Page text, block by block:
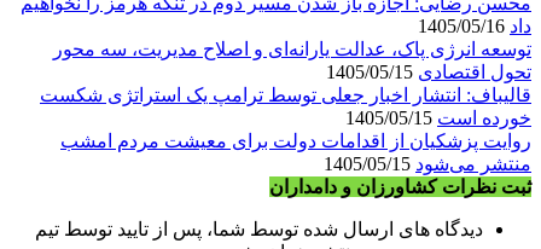
داد
توسعه انرژی پاک، عدالت یارانه‌ای و اصلاح مدیریت، سه محور
تحول اقتصادی
قالیباف: انتشار اخبار جعلی توسط ترامپ یک استراتژی شکست
خورده است
روایت پزشکیان از اقدامات دولت برای معیشت مردم امشب
منتشر می‌شود
ثبت نظرات کشاورزان و دامداران
دیدگاه های ارسال شده توسط شما، پس از تایید توسط تیم